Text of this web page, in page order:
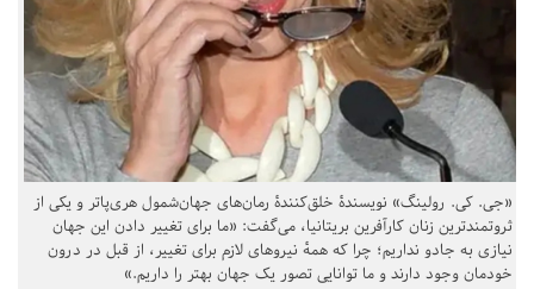
«جی. کی. رولینگ» نویسندهٔ خلق‌کنندهٔ رمان‌های جهان‌شمول هری‌پاتر و یکی از
ثروتمندترین زنان کارآفرین بریتانیا، می‌گفت: «ما برای تغییر دادن این جهان
نیازی به جادو نداریم؛ چرا که همهٔ نیروهای لازم برای تغییر، از قبل در درون
خودمان وجود دارند و ما توانایی تصور یک جهان بهتر را داریم.»